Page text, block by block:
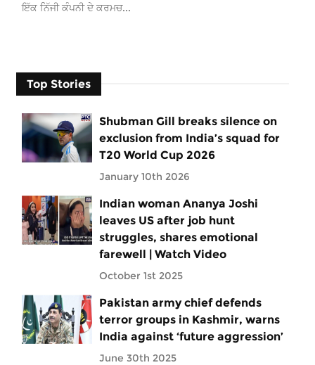
ਇੱਕ ਨਿੱਜੀ ਕੰਪਨੀ ਦੇ ਕਰਮਚ...
Top Stories
Shubman Gill breaks silence on
exclusion from India’s squad for
T20 World Cup 2026
January 10th 2026
Indian woman Ananya Joshi
leaves US after job hunt
struggles, shares emotional
farewell | Watch Video
October 1st 2025
Pakistan army chief defends
terror groups in Kashmir, warns
India against ‘future aggression’
June 30th 2025